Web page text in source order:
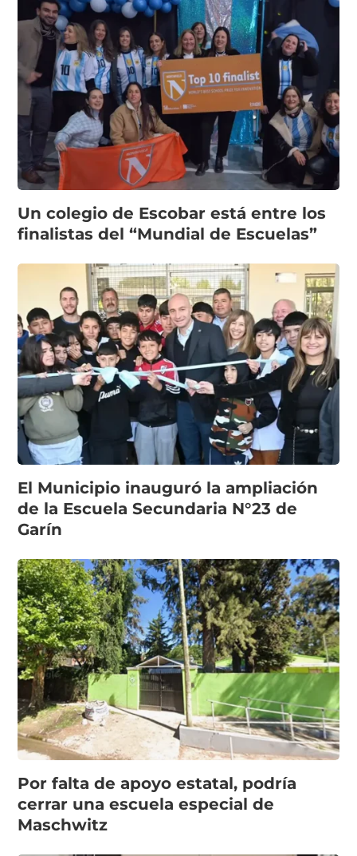
Un colegio de Escobar está entre los
finalistas del “Mundial de Escuelas”
El Municipio inauguró la ampliación
de la Escuela Secundaria N°23 de
Garín
Por falta de apoyo estatal, podría
cerrar una escuela especial de
Maschwitz